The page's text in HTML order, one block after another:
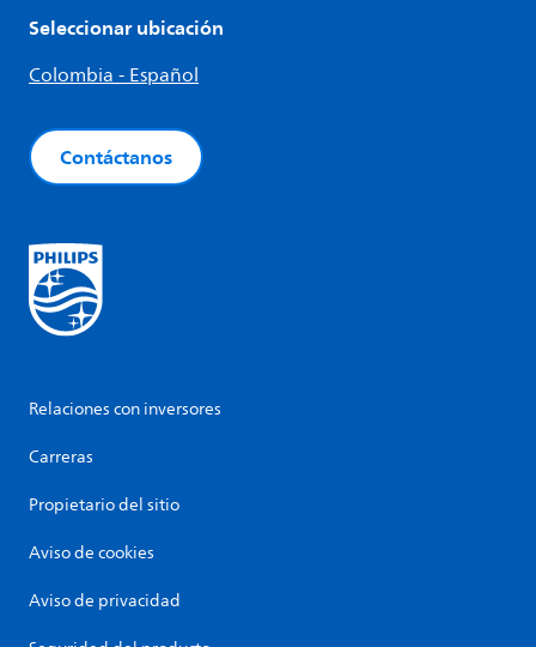
Seleccionar ubicación
Colombia - Español
Contáctanos
Relaciones con inversores
Carreras
Propietario del sitio
Aviso de cookies
Aviso de privacidad